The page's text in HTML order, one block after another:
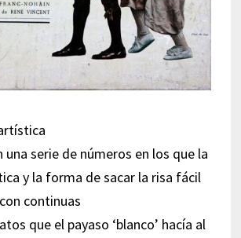
serie de números en los que la
y la forma de sacar la risa fácil
continuas
que el payaso ‘blanco’ hacía al